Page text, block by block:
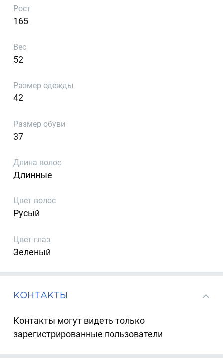
Рост
165
Вес
52
Размер одежды
42
Размер обуви
37
Длина волос
Длинные
Цвет волос
Русый
Цвет глаз
Зеленый
КОНТАКТЫ
Контакты могут видеть только
зарегистрированные пользователи